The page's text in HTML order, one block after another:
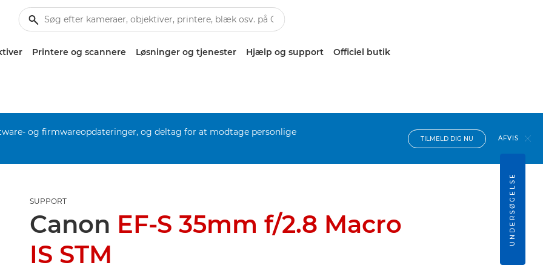
Printere og scannere Løsninger og tjenester Hjælp og support Officiel butik
og firmwareopdateringer, og deltag for at modtage personlige
TILMELD DIG NU AFVIS
SUPPORT
Canon EF-S 35mm f/2.8 Macro
IS STM
UNDERSØGELSE